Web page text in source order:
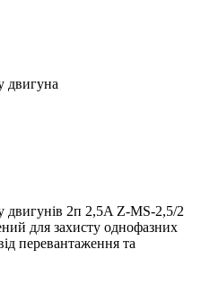
двигуна
двигунів 2п 2,5A Z-MS-2,5/2
для захисту однофазних
перевантаження та